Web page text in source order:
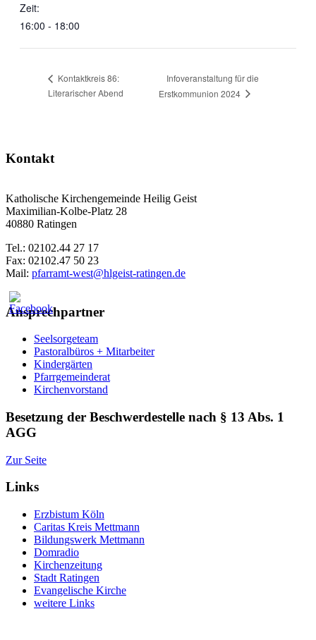
Zeit:
16:00 - 18:00
Kontaktkreis 86:
Literarischer Abend
Infoveranstaltung für die
Erstkommunion 2024
Kontakt
Katholische Kirchengemeinde Heilig Geist
Maximilian-Kolbe-Platz 28
40880 Ratingen
Tel.: 02102.44 27 17
Fax: 02102.47 50 23
Mail: pfarramt-west@hlgeist-ratingen.de
Ansprechpartner
Seelsorgeteam
Pastoralbüros + Mitarbeiter
Kindergärten
Pfarrgemeinderat
Kirchenvorstand
Besetzung der Beschwerdestelle nach § 13 Abs. 1
AGG
Zur Seite
Links
Erzbistum Köln
Caritas Kreis Mettmann
Bildungswerk Mettmann
Domradio
Kirchenzeitung
Stadt Ratingen
Evangelische Kirche
weitere Links